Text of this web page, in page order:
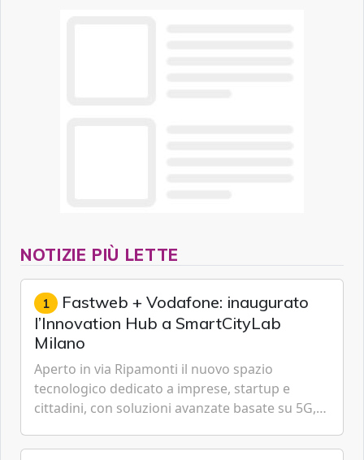
NOTIZIE PIÙ LETTE
1 Fastweb + Vodafone: inaugurato
l’Innovation Hub a SmartCityLab
Milano
Aperto in via Ripamonti il nuovo spazio
tecnologico dedicato a imprese, startup e
cittadini, con soluzioni avanzate basate su 5G,
Cybersecurity.